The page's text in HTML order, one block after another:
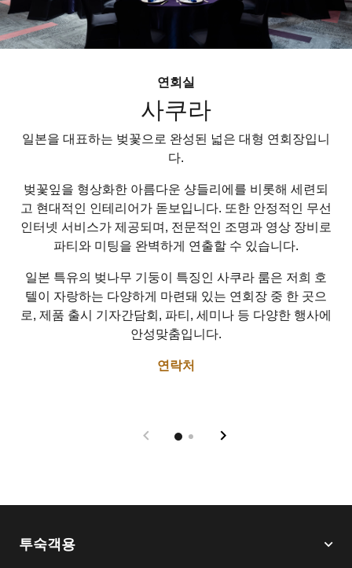
연회실
사쿠라
일본을 대표하는 벚꽃으로 완성된 넓은 대형 연회장입니
다.
벚꽃잎을 형상화한 아름다운 샹들리에를 비롯해 세련되
고 현대적인 인테리어가 돋보입니다. 또한 안정적인 무선
인터넷 서비스가 제공되며, 전문적인 조명과 영상 장비로
파티와 미팅을 완벽하게 연출할 수 있습니다.
일본 특유의 벚나무 기둥이 특징인 사쿠라 룸은 저희 호
텔이 자랑하는 다양하게 마련돼 있는 연회장 중 한 곳으
로, 제품 출시 기자간담회, 파티, 세미나 등 다양한 행사에
안성맞춤입니다.
연락처
투숙객용